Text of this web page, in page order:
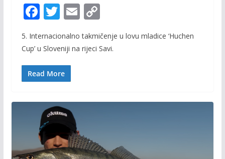
F
e
b
o
k
T
w
itt
er
E
m
ai
C
o
p
k
5. Internacionalno takmičenje u lovu mladice ‘Huchen
Cup’ u Sloveniji na rijeci Savi.
Read More